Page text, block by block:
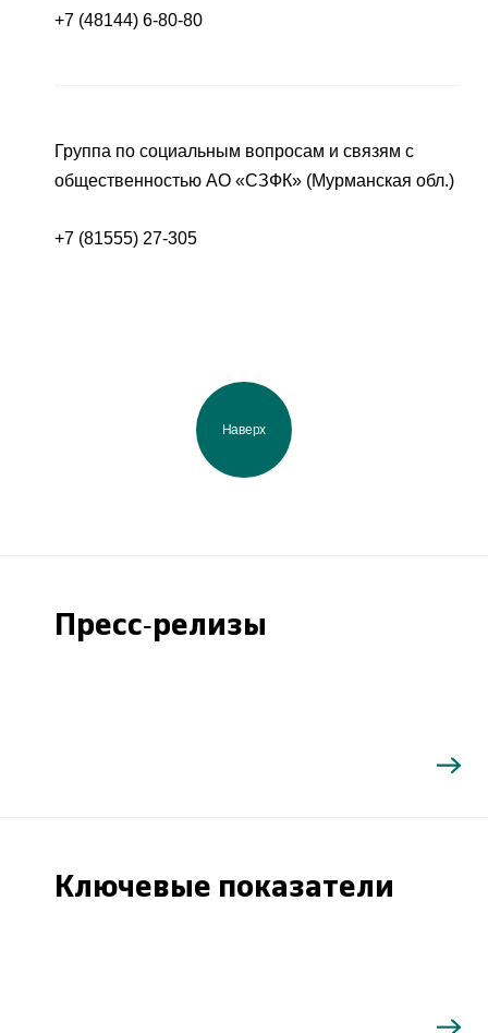
+7 (48144) 6-80-80
Группа по социальным вопросам и связям с
общественностью АО «СЗФК» (Мурманская обл.)
+7 (81555) 27-305
Наверх
Пресс-релизы
Ключевые показатели